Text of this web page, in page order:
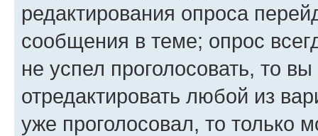
редактирования опроса
сообщения в теме; опрос
не успел проголосовать, то
отредактировать любой из
уже проголосовал, то только